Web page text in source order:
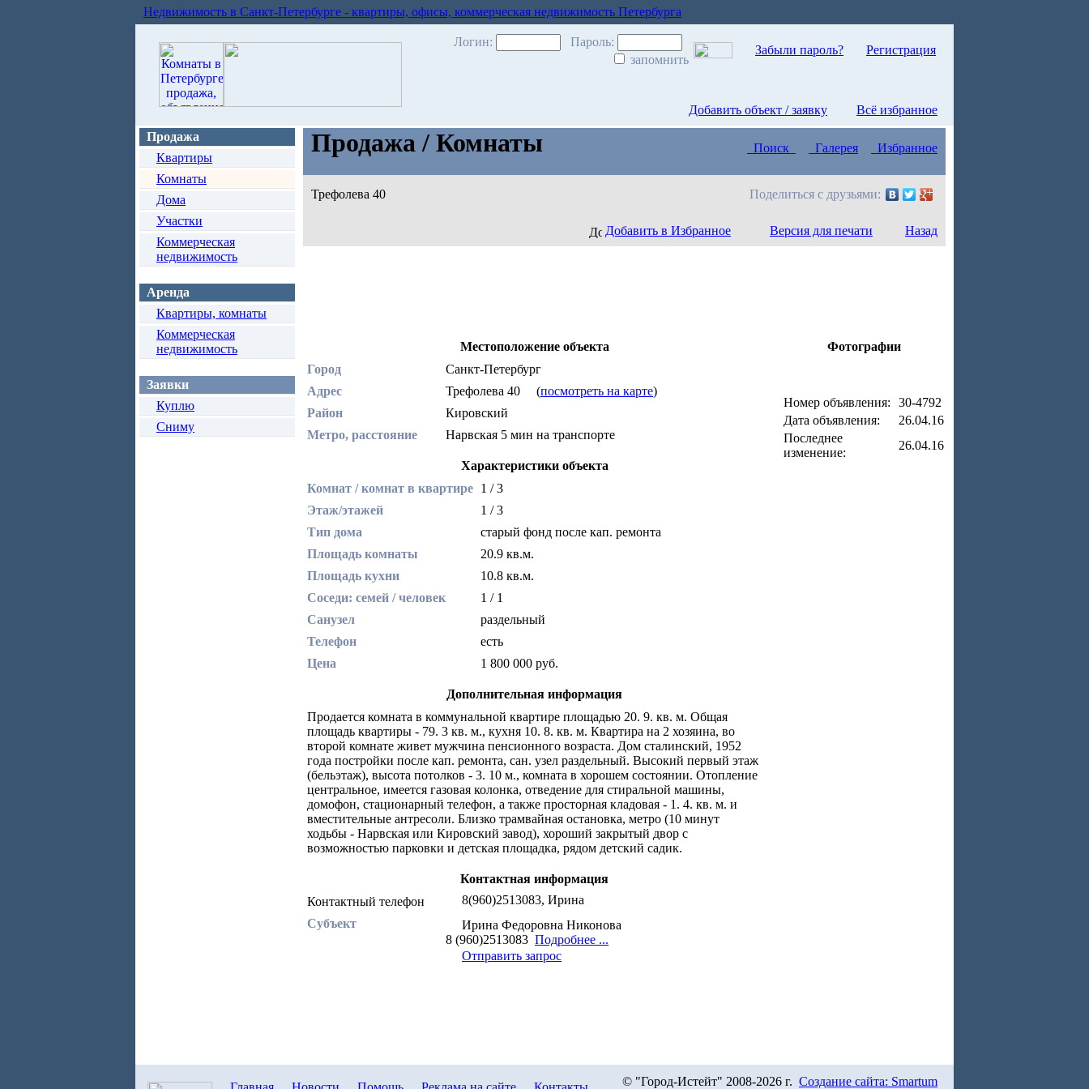
Недвижимость в Санкт-Петербурге - квартиры, офисы, коммерческая недвижимость Петербурга
Логин:
Пароль:
запомнить
Забыли пароль? Регистрация
Добавить объект / заявку
Всё избранное
Продажа
Квартиры
Комнаты
Дома
Участки
Коммерческая
недвижимость
Аренда
Квартиры, комнаты
Коммерческая
недвижимость
Заявки
Куплю
Сниму
Продажа / Комнаты Поиск Галерея Избранное
Трефолева 40 Поделиться с друзьями:
Добавить в Избранное Версия для печати Назад
Местоположение объекта
Город
Санкт-Петербург
Адрес
Трефолева 40 (посмотреть на карте)
Район
Кировский
Метро, расстояние
Нарвская 5 мин на транспорте
Характеристики объекта
Комнат / комнат в квартире 1 / 3
Этаж/этажей
1 / 3
Тип дома
старый фонд после кап. ремонта
Площадь комнаты
20.9 кв.м.
Площадь кухни
10.8 кв.м.
Соседи: семей / человек
1 / 1
Санузел
раздельный
Телефон
есть
Цена
1 800 000 руб.
Дополнительная информация
Продается комната в коммунальной квартире площадью 20. 9. кв. м. Общая
площадь квартиры - 79. 3 кв. м., кухня 10. 8. кв. м. Квартира на 2 хозяина, во
второй комнате живет мужчина пенсионного возраста. Дом сталинский, 1952
года постройки после кап. ремонта, сан. узел раздельный. Высокий первый этаж
(бельэтаж), высота потолков - 3. 10 м., комната в хорошем состоянии. Отопление
центральное, имеется газовая колонка, отведение для стиральной машины,
домофон, стационарный телефон, а также просторная кладовая - 1. 4. кв. м. и
вместительные антресоли. Близко трамвайная остановка, метро (10 минут
ходьбы - Нарвская или Кировский завод), хороший закрытый двор с
возможностью парковки и детская площадка, рядом детский садик.
Контактная информация
Контактный телефон
8(960)2513083, Ирина
Субъект
Ирина Федоровна Никонова
8 (960)2513083 Подробнее ...
Отправить запрос
Фотографии
Номер объявления:
30-4792
Дата объявления:
26.04.16
Последнее
изменение:
26.04.16
© "Город-Истейт" 2008-2026 г. Создание сайта: Smartum